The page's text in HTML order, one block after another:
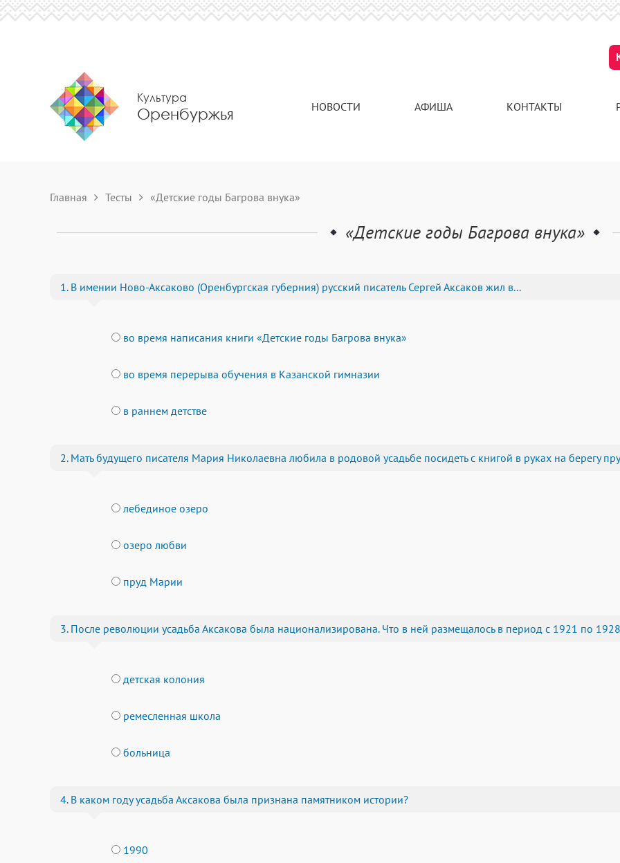
Культура
Оренбуржья НОВОСТИ АФИША КОНТАКТЫ
Главная Тесты «Детские годы Багрова внука»
«Детские годы Багрова внука»
1. В имении Ново-Аксаково (Оренбургская губерния) русский писатель Сергей Аксаков жил в...
во время написания книги «Детские годы Багрова внука»
во время перерыва обучения в Казанской гимназии
в раннем детстве
2. Мать будущего писателя Мария Николаевна любила в родовой усадьбе посидеть с книгой в руках на берегу
лебединое озеро
озеро любви
пруд Марии
3. После революции усадьба Аксакова была национализирована. Что в ней размещалось в период с 1921 по 1928
детская колония
ремесленная школа
больница
4. В каком году усадьба Аксакова была признана памятником истории?
1990